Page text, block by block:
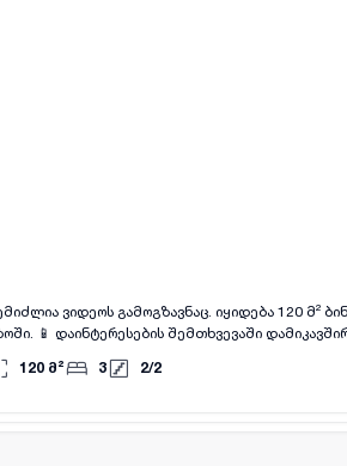
ვიდეოს გამოგზავნაც. იყიდება 120 მ² ბინა ჩუბინაშვილის ქუჩაზე. ეს არის ძველი აშენებული ბინა იტალიურ
ეზოში. 📱 დაინტერესების შემთხვევაში
120 მ² 3 2/2